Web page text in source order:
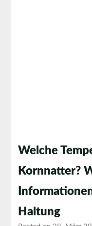
Welche
Kornnatter?
Haltung